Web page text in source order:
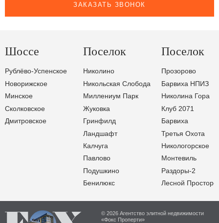
ЗАКАЗАТЬ ЗВОНОК
Шоссе
Рублёво-Успенское
Новорижское
Минское
Сколковское
Дмитровское
Поселок
Николино
Никольская Слобода
Миллениум Парк
Жуковка
Гринфилд
Ландшафт
Калчуга
Павлово
Подушкино
Бенилюкс
Поселок
Прозорово
Барвиха НПИЗ
Николина Гора
Клуб 2071
Барвиха
Третья Охота
Никологорское
Монтевиль
Раздоры-2
Лесной Простор-
© 2026 Агентство элитной недвижимости
«Фокс Проперти»